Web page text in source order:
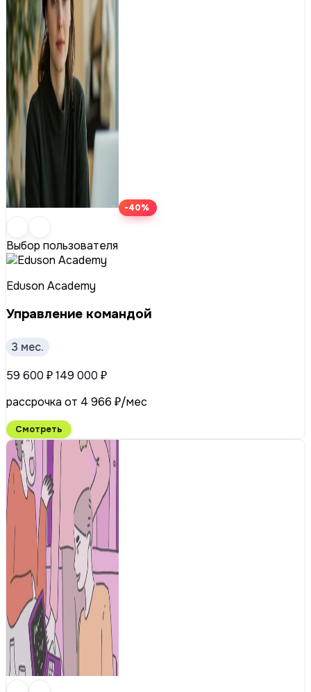
-40%
Выбор пользователя
Eduson Academy
Управление командой
3 мес.
59 600 ₽149 000 ₽
рассрочка от 4 966 ₽/мес
Смотреть